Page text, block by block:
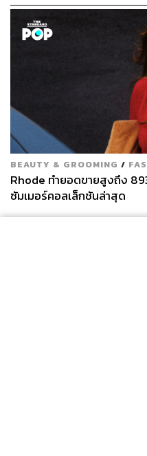
BEAUTY & GROOMING /
Rhode ทำยอดขายสูงถึง
ซัมเมอร์คอลเล็กชันล่าสุด